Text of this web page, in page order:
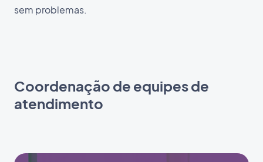
sem problemas.
Coordenação de equipes de
atendimento